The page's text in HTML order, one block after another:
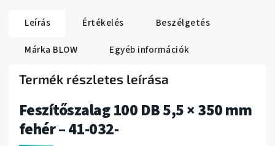
Leírás Értékelés
Beszélgetés
Márka BLOW Egyéb információk
Termék részletes leírása
Feszítőszalag 100 DB 5,5 × 350 mm
fehér – 41-032-